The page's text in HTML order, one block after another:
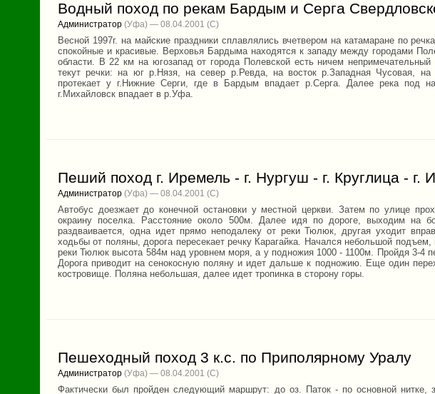
Водный поход по рекам Бардым и Серга
Администратор (Уфа) — 08.04.2001
Весной 1997г. на майские праздники сплавлялись вчетвером на катамаране по
спокойные и красивые. Верховья Бардыма находятся к западу между городами
области. В 22 км на югозапад от города Полевской есть ничем
текут речки: на юг р.Hязя, на север р.Ревда, на восток р.Западная Чусовая,
протекает у г.Hижние Серги, где в Бардым впадает р.Серга. Далее река под
г.Михайловск впадает в р.Уфа.
Пеший поход г. Иремель - г. Нургуш - г. Круглица - г.
Администратор (Уфа) — 08.04.2001
Автобус доезжает до конечной остановки у местной церкви. Затем по улице
окраину поселка. Расстояние около 500м. Далее идя по дороге, выходим на
раздваивается, одна идет прямо неподалеку от реки Тюлюк, другая уходит
ходьбы от поляны, дорога пересекает речку Карагайка. Начался небольшой
реки Тюлюк высота 584м над уровнем моря, а у подножия 1000 - 1100м. Пройдя 3-4
Дорога приводит на сенокосную поляну и идет дальше к подножию. Еще один
костровище. Поляна небольшая, далее идет тропинка в сторону горы.
Пешеходный поход 3 к.с. по Приполярному Уралу
Администратор (Уфа) — 08.04.2001
Фактически был пройден следующий маршрут: до оз. Паток - по основной нитке,